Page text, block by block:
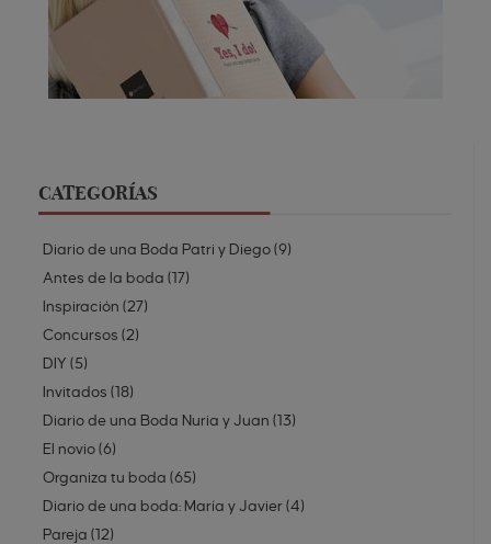
CATEGORÍAS
Diario de una Boda Patri y Diego(9)
Antes de la boda (17)
Inspiración (27)
Concursos (2)
DIY (5)
Invitados (18)
Diario de una Boda Nuria y Juan (13)
El novio(6)
Organiza tu boda (65)
Diario de una boda: María y Javier(4)
Pareja (12)